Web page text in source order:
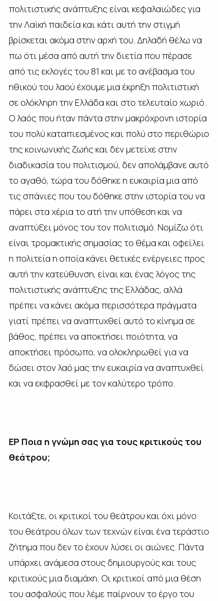
πολιτιστικής ανάπτυξης είναι κεφαλαιώδες για
την Λαϊκή παιδεία και κάτι αυτή την στιγμή
βρίσκεται ακόμα στην αρχή του. Δηλαδή θέλω να
πω ότι μέσα από αυτή την διετία που πέρασε
από τις εκλογές του 81 και με το ανέβασμα του
ηθικού του λαού έχουμε μια έκρηξη πολιτιστική
σε ολόκληρη την Ελλάδα και στο τελευταίο χωριό.
Ο λαός που ήταν πάντα στην μακρόχρονη ιστορία
του πολύ καταπιεσμένος και πολύ στο περιθώριο
της κοινωνικής ζωής και δεν μετείχε στην
διαδικασία του πολιτισμού, δεν απολάμβανε αυτό
το αγαθό, τώρα του δόθηκε η ευκαιρία μια από
τις σπάνιες που του δόθηκε στην ιστορία του να
πάρει στα χέρια το ατή την υπόθεση και να
αναπτύξει μόνος του τον πολιτισμό. Νομίζω ότι
είναι τρομακτικής σημασίας το θέμα και οφείλει
η πολιτεία η οποία κάνει θετικές ενέργειες προς
αυτή την κατεύθυνση, είναι και ένας λόγος της
πολιτιστικής ανάπτυξης της Ελλάδας, αλλά
πρέπει να κάνει ακόμα περισσότερα πράγματα
γιατί πρέπει να αναπτυχθεί αυτό το κίνημα σε
βάθος, πρέπει να αποκτήσει ποιότητα, να
αποκτήσει πρόσωπο, να ολοκληρωθεί για να
δώσει στον λαό μας την ευκαιρία να αναπτυχθεί
και να εκφρασθεί με τον καλύτερο τρόπο.
ΕΡ Ποια η γνώμη σας για τους κριτικούς του
θεάτρου;
Κοιτάξτε, οι κριτικοί του θεάτρου και όχι μόνο
του θεάτρου όλων των τεχνών είναι ένα τεράστιο
ζήτημα που δεν το έχουν λύσει οι αιώνες. Πάντα
υπάρχει ανάμεσα στους δημιουργούς και τους
κριτικούς μια διαμάχη. Οι κριτικοί από μια θέση
του ασφαλούς που λέμε παίρνουν το έργο του